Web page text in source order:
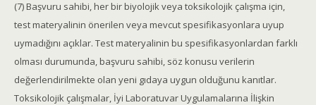
(7) Başvuru sahibi, her bir biyolojik veya toksikolojik çalışma için,
test materyalinin önerilen veya mevcut spesifikasyonlara uyup
uymadığını açıklar. Test materyalinin bu spesifikasyonlardan farklı
olması durumunda, başvuru sahibi, söz konusu verilerin
değerlendirilmekte olan yeni gıdaya uygun olduğunu kanıtlar.
Toksikolojik çalışmalar, İyi Laboratuvar Uygulamalarına İlişkin